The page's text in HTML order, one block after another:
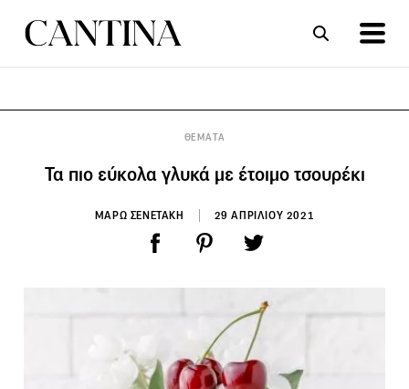
ΘΕΜΑΤΑ
Τα πιο εύκολα γλυκά με έτοιμο τσουρέκι
ΜΑΡΩ ΣΕΝΕΤΑΚΗ 29 ΑΠΡΙΛΙΟΥ 2021